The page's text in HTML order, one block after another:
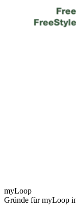
myLoop
Gründe für myLoop